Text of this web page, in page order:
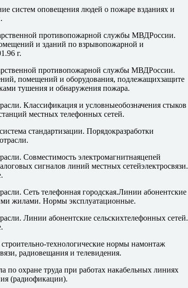
систем оповещения людей о пожаре взданиях и
противопожарной службы МВДРоссии.
и зданий по взрывопожарной и
г.
противопожарной службы МВДРоссии.
помещений и оборудования, подлежащихзащите
тушения и обнаружения пожара.
Классификация и условныеобозначения стыков
местных телефонных сетей.
стандартизации. Порядокразработки
Совместимость электромагнитнаяцепей
сигналов линий местных сетейэлектросвязи.
Сеть телефонная городская.Линии абонентские
жилами. Нормы эксплуатационные.
Линии абонентские сельскихтелефонных сетей.
технологические нормы намонтаж
радиовещания и телевидения.
охране труда при работах накабельных линиях
(радиофикации).